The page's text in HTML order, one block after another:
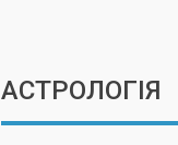
АСТРОЛОГІЯ